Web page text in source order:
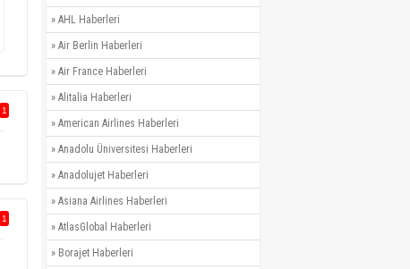
1
1
» AHL Haberleri
» Air Berlin Haberleri
» Air France Haberleri
» Alitalia Haberleri
» American Airlines Haberleri
» Anadolu Üniversitesi Haberleri
» Anadolujet Haberleri
» Asiana Airlines Haberleri
» AtlasGlobal Haberleri
» Borajet Haberleri